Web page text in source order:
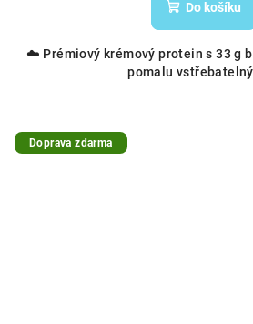
Do košíku
☁️ Prémiový krémový protein s 33 g
pomalu
Doprava zdarma